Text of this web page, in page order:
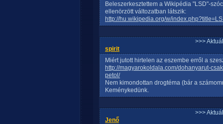
Beleszerkesztettem a Wikipédia "LSD"-
ellenörzött változatban látszik:
http://hu.wikipedia.org/w/
>>>
spirit
Miért jutott hirtelen az eszembe erről a
http://magyarokoldala.com/dohanyarut-
petol/
Nem kimondottan drogtéma (bár a
Keménykedünk.
>>>
Jenő